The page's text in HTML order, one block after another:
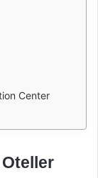
Center